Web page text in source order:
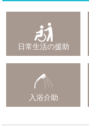
日常生活の援助
入浴介助